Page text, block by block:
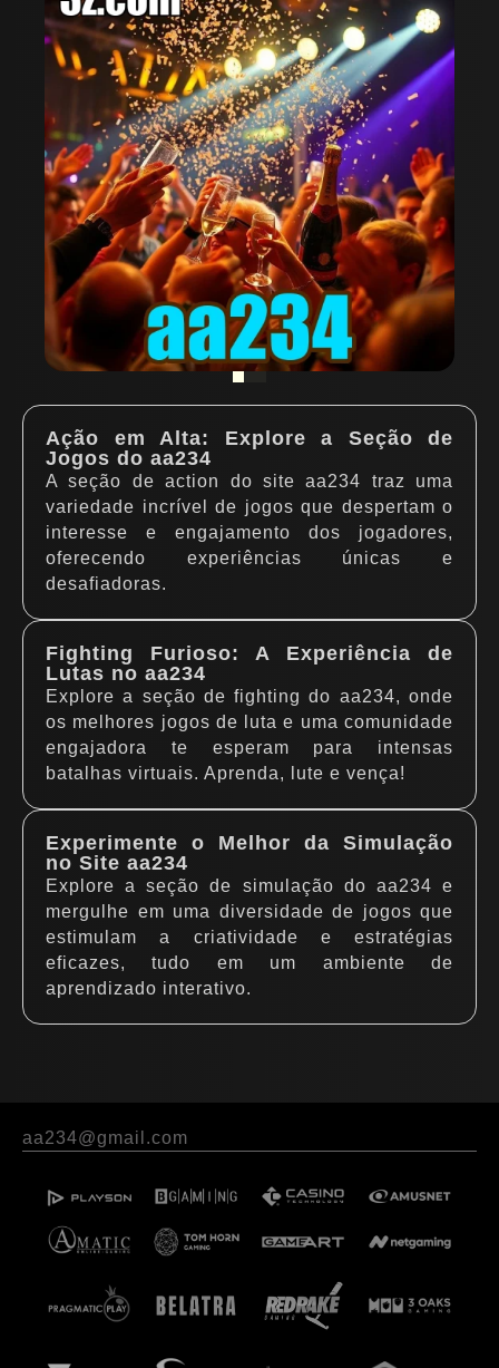
Ação em Alta: Explore a Seção de
Jogos do aa234
A seção de action do site aa234 traz uma
variedade incrível de jogos que despertam o
interesse e engajamento dos jogadores,
oferecendo experiências únicas e
desafiadoras.
Fighting Furioso: A Experiência de
Lutas no aa234
Explore a seção de fighting do aa234, onde
os melhores jogos de luta e uma comunidade
engajadora te esperam para intensas
batalhas virtuais. Aprenda, lute e vença!
Experimente o Melhor da Simulação
no Site aa234
Explore a seção de simulação do aa234 e
mergulhe em uma diversidade de jogos que
estimulam a criatividade e estratégias
eficazes, tudo em um ambiente de
aprendizado interativo.
aa234@gmail.com